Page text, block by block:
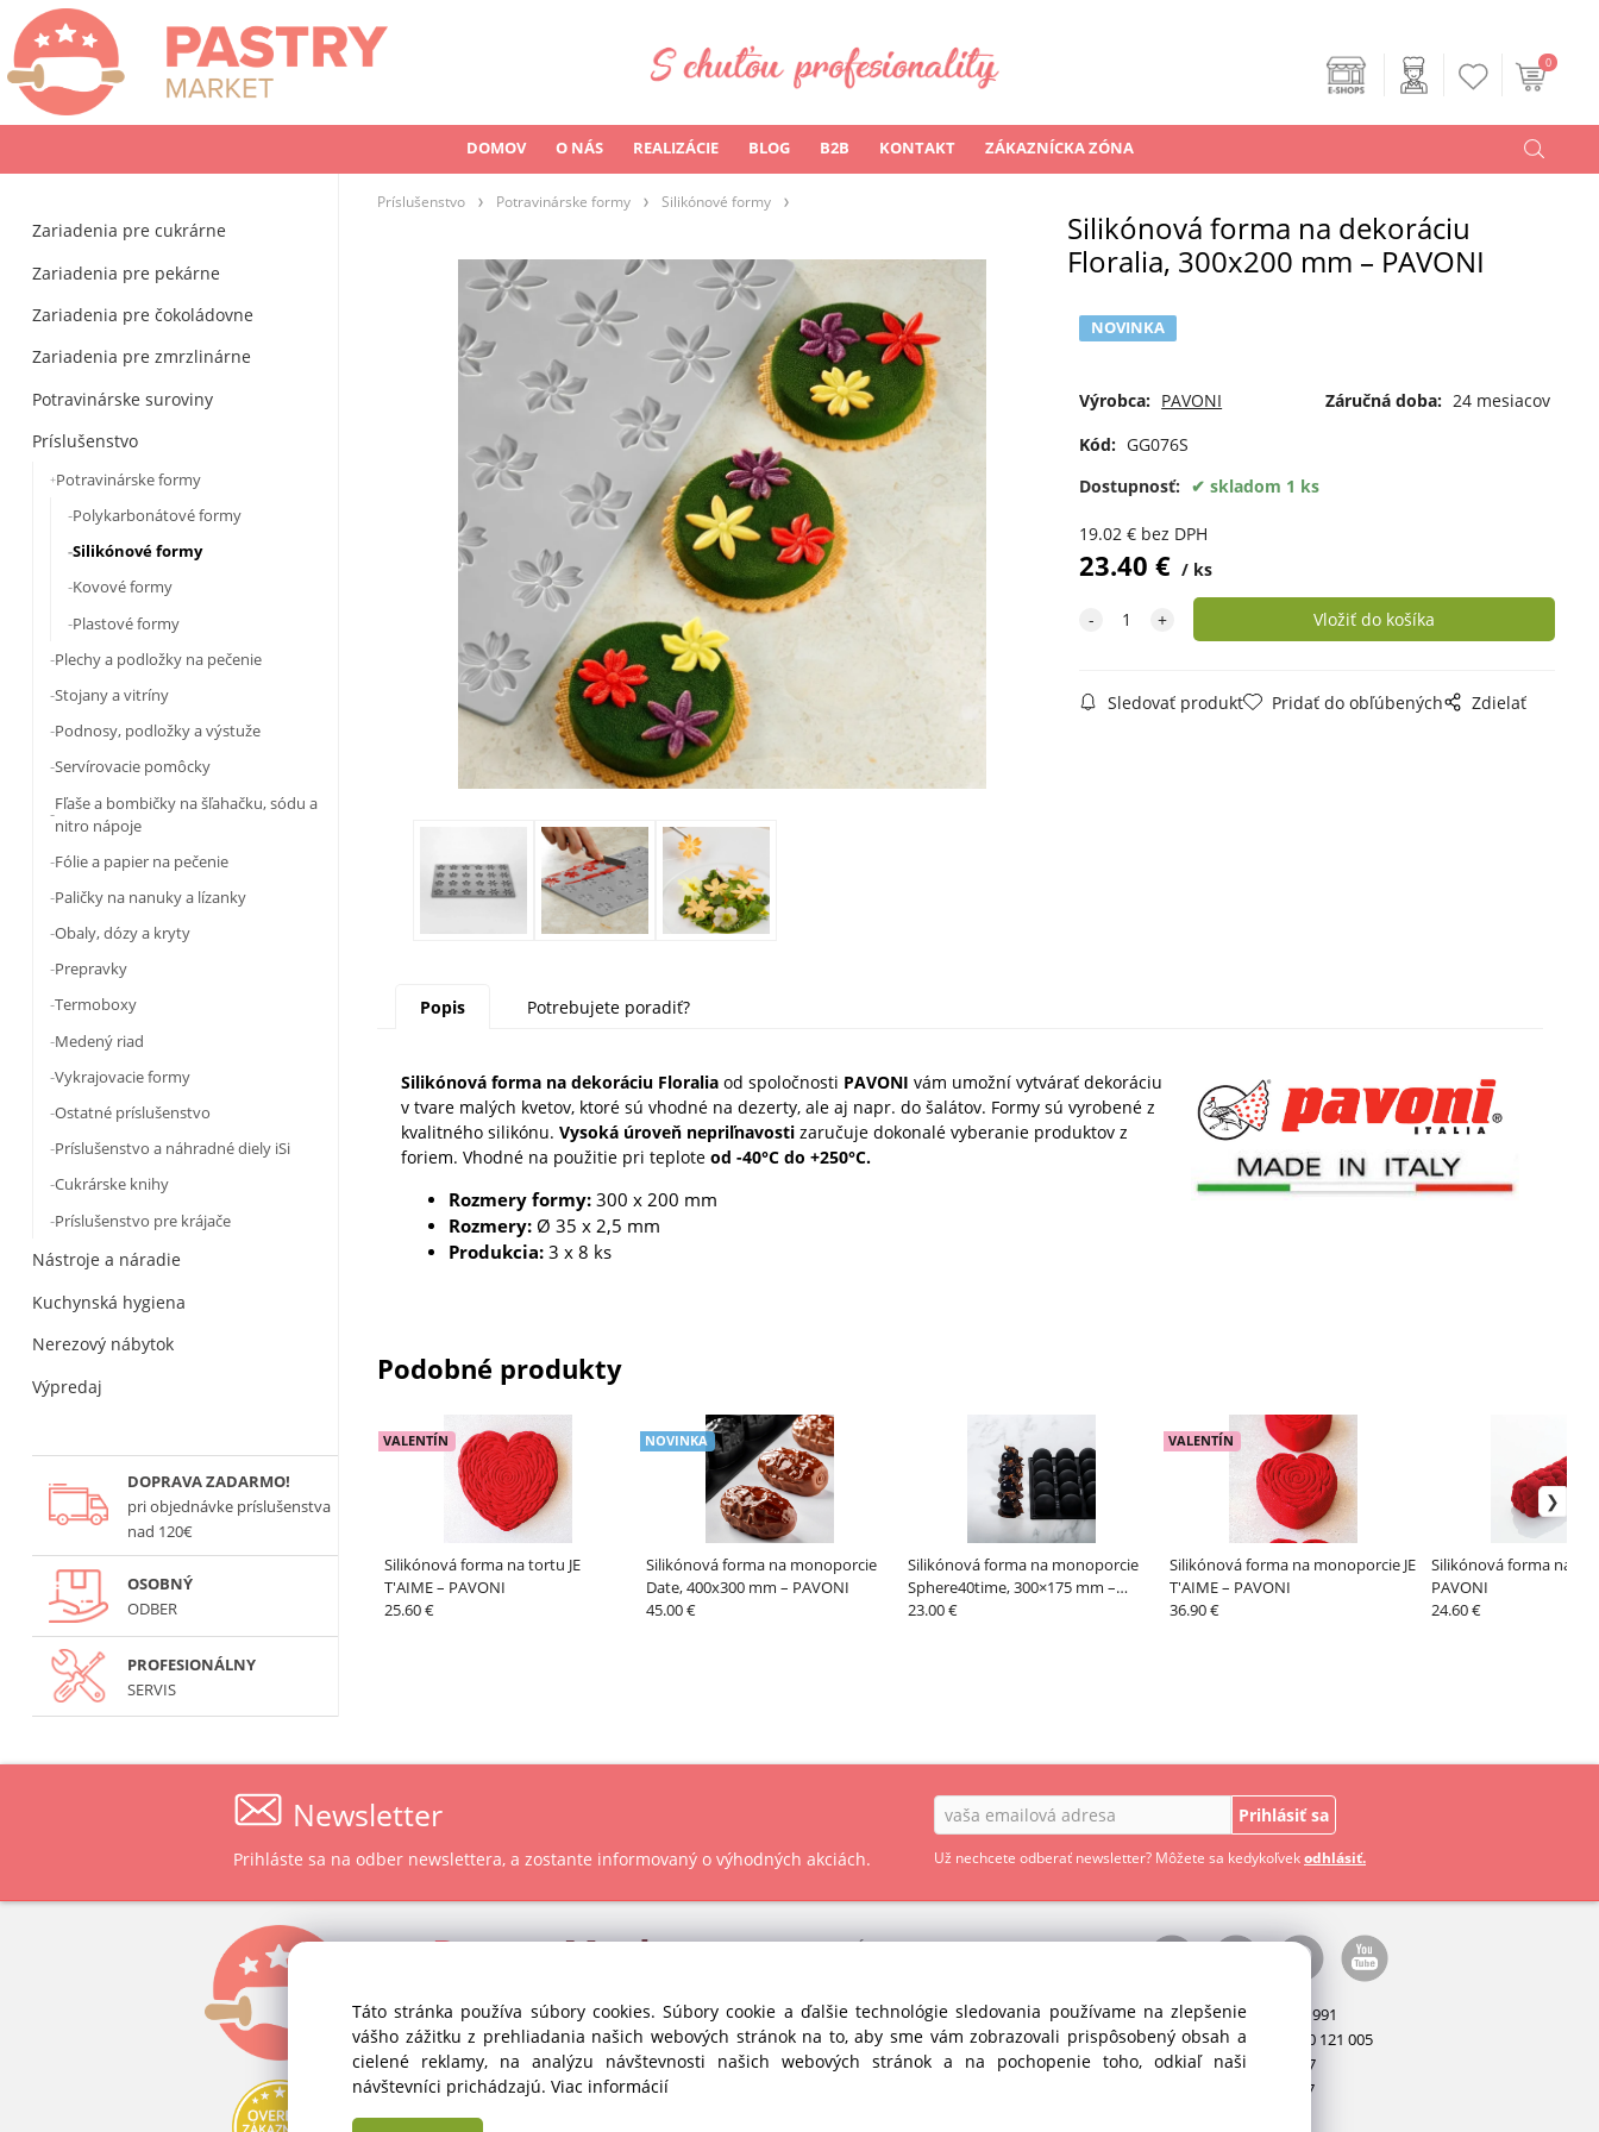
DOMOV O NÁS REALIZÁCIE BLOG B2B KONTAKT ZÁKAZNÍCKA ZÓNA
0
Zariadenia pre cukrárne
Zariadenia pre pekárne
Zariadenia pre čokoládovne
Zariadenia pre zmrzlinárne
Potravinárske suroviny
Príslušenstvo
Potravinárske formy
Polykarbonátové formy
Silikónové formy
Kovové formy
Plastové formy
Plechy a podložky na pečenie
Stojany a vitríny
Podnosy, podložky a výstuže
Servírovacie pomôcky
Fľaše a bombičky na šľahačku, sódu a
nitro nápoje
Fólie a papier na pečenie
Paličky na nanuky a lízanky
Obaly, dózy a kryty
Prepravky
Termoboxy
Medený riad
Vykrajovacie formy
Ostatné príslušenstvo
Príslušenstvo a náhradné diely iSi
Cukrárske knihy
Príslušenstvo pre krájače
Nástroje a náradie
Kuchynská hygiena
Nerezový nábytok
Výpredaj
DOPRAVA ZADARMO!
pri objednávke príslušenstva
nad 120€
OSOBNÝ
ODBER
PROFESIONÁLNY
SERVIS
Príslušenstvo Potravinárske formy Silikónové formy
Silikónová forma na dekoráciu
Floralia, 300x200 mm – PAVONI
NOVINKA
Výrobca: PAVONI Záručná doba: 24 mesiacov
Kód: GG076S
Dostupnosť:
skladom 1 ks
19.02 € bez DPH
23.40 € ks
Sledovať produkt Pridať do obľúbených Zdielať
Popis Potrebujete poradiť?
Silikónová forma na dekoráciu Floralia od spoločnosti PAVONIvám umožní vytvárať dekoráciu
v tvare malých kvetov, ktoré sú vhodné na dezerty, ale aj napr. do šalátov. Formy sú vyrobené z
kvalitného silikónu.Vysoká úroveň nepriľnavosti zaručuje dokonalé vyberanie produktov z
foriem. Vhodné na použitie pri teplote od -40°C do +250°C.
Rozmery formy: 300 x 200 mm
Rozmery: Ø 35 x 2,5 mm
Produkcia: 3 x 8 ks
Podobné produkty
Silikónová forma na tortu JE
T'AIME – PAVONI
VALENTÍN
25.60 €
Silikónová forma na monoporcie
Date, 400x300 mm – PAVONI
NOVINKA
45.00 €
Silikónová forma na monoporcie
Sphere40time, 300×175 mm –
PAVONI
23.00 €
Silikónová forma na monoporcie JE
T'AIME – PAVONI
VALENTÍN
36.90 €
Silikónová forma na
PAVONI
24.60 €
Newsletter
Prihláste sa na odber newslettera, a zostante informovaný o výhodných akciách.
Prihlásiť sa
Už nechcete odberať newsletter? Môžete sa kedykoľvekodhlásiť.
PastryMarket
Štefánikova 35
SK-900 28 Ivanka pri Dunaji (SC)
Slovenská Republika
IČO: 34 139 435
OBCHODNÉ PODMIENKY - SPOTREBITEĽ
OCHRANA OSOBNÝCH ÚDAJOV GDPR
Manažér:+421 911 031 991
Príslušenstvo:
+421 910 121 005
Stroje:+421 903 404 067
+421 903 404 047
Táto stránka používa súbory cookies. Súbory cookie a ďalšie technológie sledovania používame na zlepšenie
vášho zážitku z prehliadania našich webových stránok na to, aby sme vám zobrazovali prispôsobený obsah a
cielené reklamy, na analýzu návštevnosti našich webových stránok a na pochopenie toho, odkiaľ naši
návštevníci prichádzajú. Viac informácií